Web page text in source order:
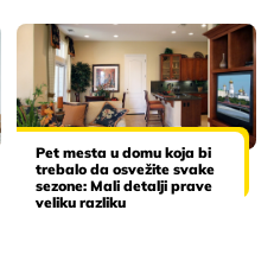
Pet mesta u domu koja bi
trebalo da osvežite svake
sezone: Mali detalji prave
veliku razliku